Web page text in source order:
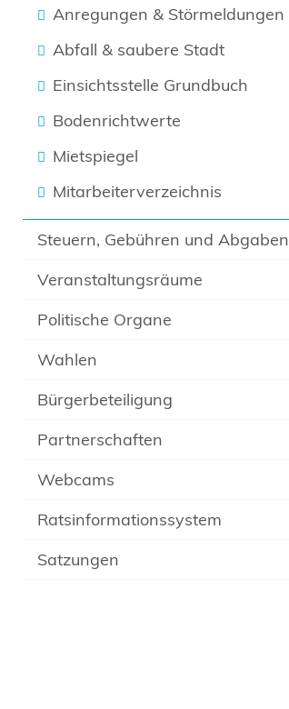
Anregungen & Störmeldungen
Abfall & saubere Stadt
Einsichtsstelle Grundbuch
Bodenrichtwerte
Mietspiegel
Mitarbeiterverzeichnis
Steuern, Gebühren und Abgaben
Veranstaltungsräume
Politische Organe
Wahlen
Bürgerbeteiligung
Partnerschaften
Webcams
Ratsinformationssystem
Satzungen